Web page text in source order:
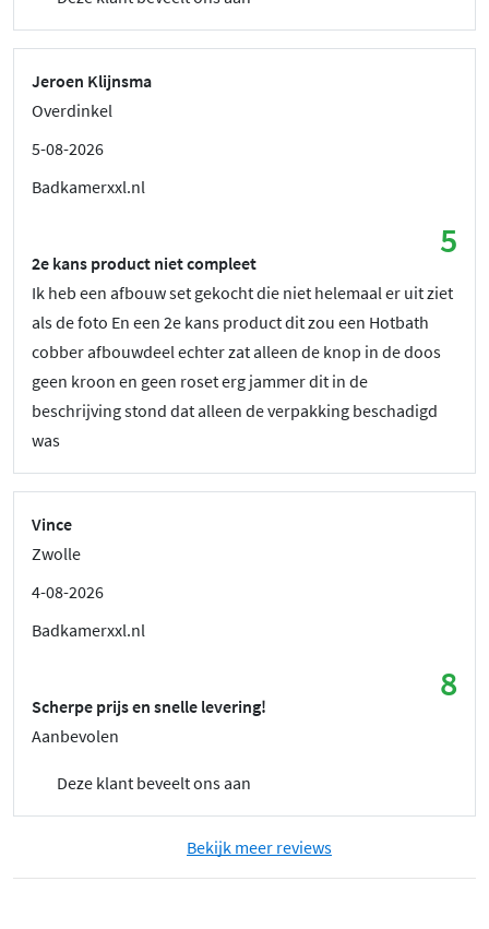
Jeroen Klijnsma
Overdinkel
5-08-2026
Badkamerxxl.nl
5
2e kans product niet compleet
Ik heb een afbouw set gekocht die niet helemaal er uit ziet
als de foto En een 2e kans product dit zou een Hotbath
cobber afbouwdeel echter zat alleen de knop in de doos
geen kroon en geen roset erg jammer dit in de
beschrijving stond dat alleen de verpakking beschadigd
was
Vince
Zwolle
4-08-2026
Badkamerxxl.nl
8
Scherpe prijs en snelle levering!
Aanbevolen
Deze klant beveelt ons aan
Bekijk meer reviews